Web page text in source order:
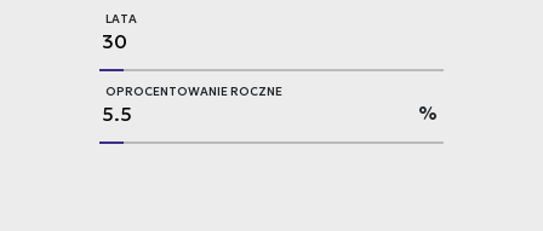
LATA
OPROCENTOWANIE ROCZNE
%